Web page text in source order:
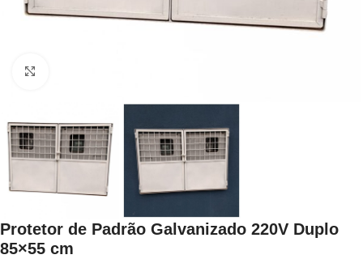
Protetor de Padrão Galvanizado 220V Duplo
85×55 cm